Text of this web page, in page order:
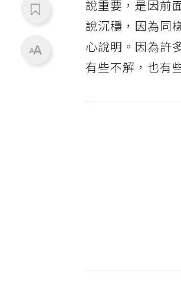
說重要，是因前
說沉穩，因為同
心說明。因為許
有些不解，也有